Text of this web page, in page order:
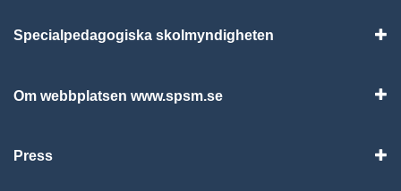
Specialpedagogiska skolmyndigheten
Om webbplatsen www.spsm.se
Press